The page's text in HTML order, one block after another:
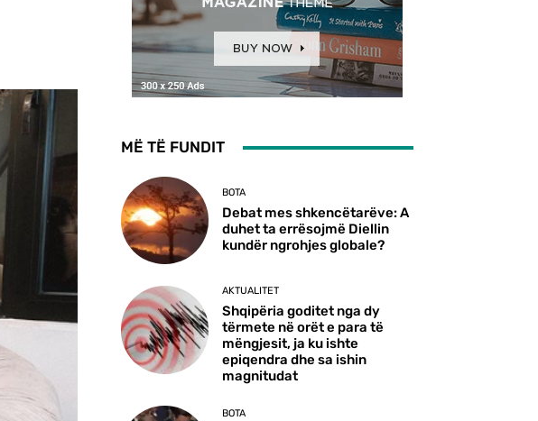
MË TË FUNDIT
BOTA
Debat mes shkencëtarëve: A
duhet ta errësojmë Diellin
kundër ngrohjes globale?
AKTUALITET
Shqipëria goditet nga dy
tërmete në orët e para të
mëngjesit, ja ku ishte
epiqendra dhe sa ishin
magnitudat
BOTA